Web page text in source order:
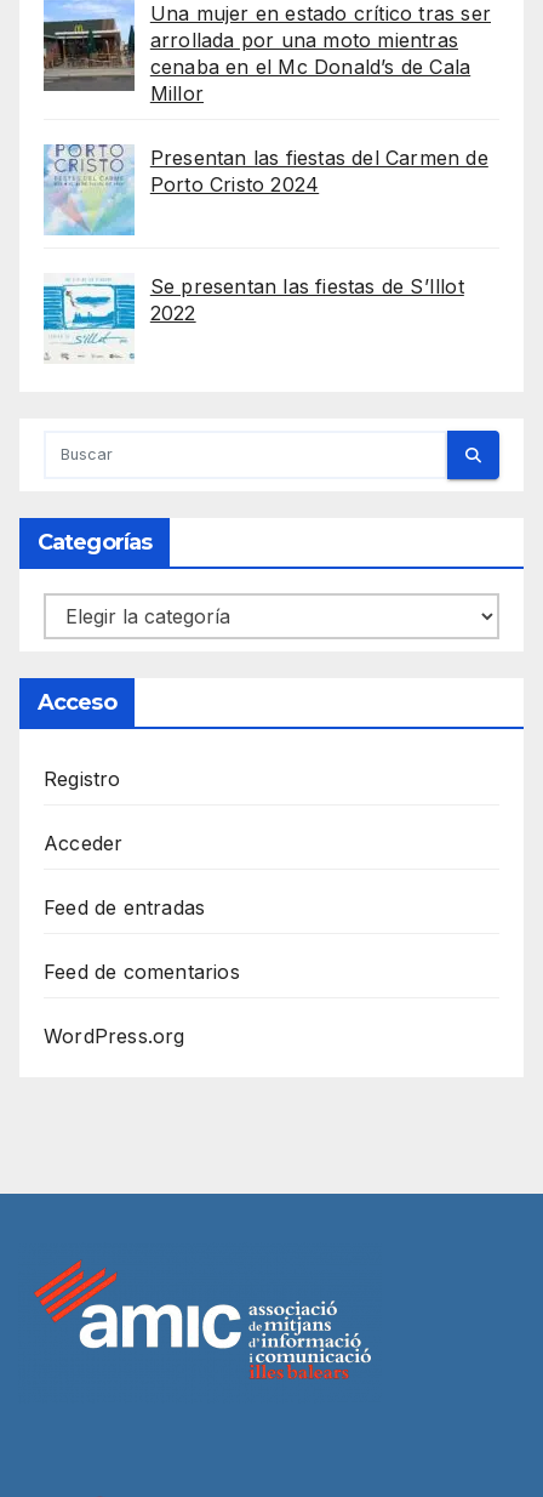
Una mujer en estado crítico tras ser
arrollada por una moto mientras
cenaba en el Mc Donald’s de Cala
Millor
Presentan las fiestas del Carmen de
Porto Cristo 2024
Se presentan las fiestas de S’Illot
2022
Categorías
Categorías
Acceso
Registro
Acceder
Feed de entradas
Feed de comentarios
WordPress.org